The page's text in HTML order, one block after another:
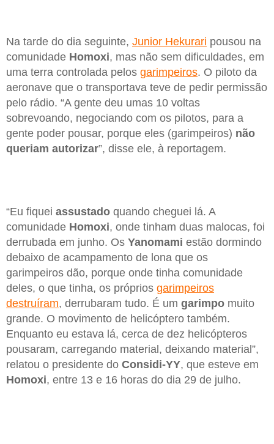
Na tarde do dia seguinte, Junior Hekurari pousou na
comunidade Homoxi, mas não sem dificuldades, em
uma terra controlada pelos garimpeiros. O piloto da
aeronave que o transportava teve de pedir permissão
pelo rádio. “A gente deu umas 10 voltas
sobrevoando, negociando com os pilotos, para a
gente poder pousar, porque eles (garimpeiros) não
queriam autorizar”, disse ele, à reportagem.
“Eu fiquei assustado quando cheguei lá. A
comunidade Homoxi, onde tinham duas malocas, foi
derrubada em junho. Os Yanomami estão dormindo
debaixo de acampamento de lona que os
garimpeiros dão, porque onde tinha comunidade
deles, o que tinha, os próprios garimpeiros
destruíram, derrubaram tudo. É um garimpo muito
grande. O movimento de helicóptero também.
Enquanto eu estava lá, cerca de dez helicópteros
pousaram, carregando material, deixando material”,
relatou o presidente do Considi-YY, que esteve em
Homoxi, entre 13 e 16 horas do dia 29 de julho.